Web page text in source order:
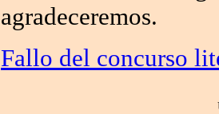
agradeceremos.
Fallo del concurso